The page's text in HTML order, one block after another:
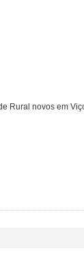
Rural novos em